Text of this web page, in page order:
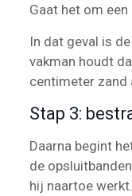
Gaat het om een
In dat geval is
vakman houdt
centimeter zand
Stap 3:
Daarna begint
de
hij naartoe